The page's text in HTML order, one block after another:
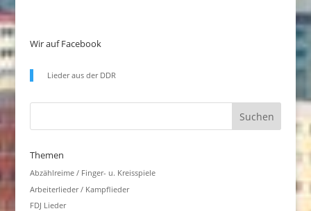
Wir auf Facebook
Lieder aus der DDR
Themen
Abzählreime / Finger- u. Kreisspiele
Arbeiterlieder / Kampflieder
FDJ Lieder